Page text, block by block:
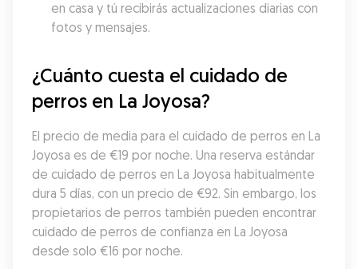
en casa y tú recibirás actualizaciones diarias con
fotos y mensajes.
¿Cuánto cuesta el cuidado de
perros en La Joyosa?
El precio de media para el cuidado de perros en La
Joyosa es de €19 por noche. Una reserva estándar
de cuidado de perros en La Joyosa habitualmente
dura 5 días, con un precio de €92. Sin embargo, los
propietarios de perros también pueden encontrar
cuidado de perros de confianza en La Joyosa
desde solo €16 por noche.